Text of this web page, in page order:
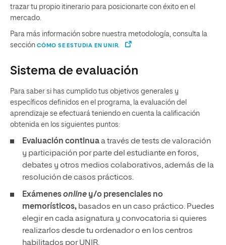
trazar tu propio itinerario para posicionarte con éxito en el
mercado.
Para más información sobre nuestra metodología, consulta la
sección CÓMO SE ESTUDIA EN UNIR.
Sistema de evaluación
Para saber si has cumplido tus objetivos generales y
específicos definidos en el programa, la evaluación del
aprendizaje se efectuará teniendo en cuenta la calificación
obtenida en los siguientes puntos:
Evaluación continuaa través de tests de valoración
y participación por parte del estudiante en foros,
debates y otros medios colaborativos, además de la
resolución de casos prácticos.
Exámenesonline y/o presenciales no
memorísticos, basados en un caso práctico. Puedes
elegir en cada asignatura y convocatoria si quieres
realizarlos desde tu ordenador o en los centros
habilitados por UNIR.